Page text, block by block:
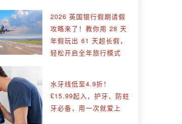
2026 英国银行假期请假
攻略来了！教你用 28 天
年假玩出 61 天超长假，
轻松开启全年旅行模式
水牙线低至4.9折！
£15.99起入，护牙、防蛀
牙必备，用一次就爱上